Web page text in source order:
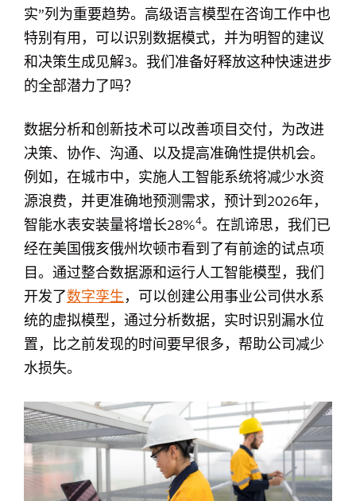
实”列为重要趋势。高级语言模型在咨询工作中也
特别有用，可以识别数据模式，并为明智的建议
和决策生成见解3。我们准备好释放这种快速进步
的全部潜力了吗？
数据分析和创新技术可以改善项目交付，为改进
决策、协作、沟通、以及提高准确性提供机会。
例如，在城市中，实施人工智能系统将减少水资
源浪费，并更准确地预测需求，预计到2026年，
智能水表安装量将增长28%4。在凯谛思，我们已
经在美国俄亥俄州坎顿市看到了有前途的试点项
目。通过整合数据源和运行人工智能模型，我们
开发了数字孪生 ，可以创建公用事业公司供水系
统的虚拟模型，通过分析数据，实时识别漏水位
置，比之前发现的时间要早很多，帮助公司减少
水损失。